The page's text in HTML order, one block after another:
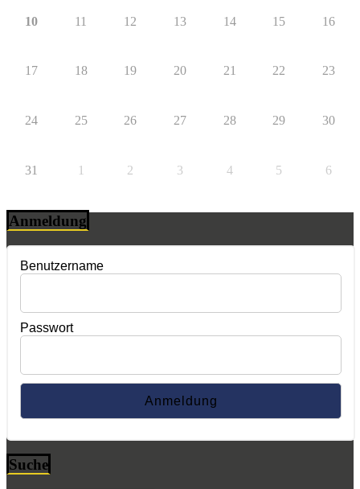
10 11 12 13 14 15 16
17 18 19 20 21 22 23
24 25 26 27 28 29 30
31 1 2 3 4 5 6
Anmeldung
Benutzername
Passwort
Suche